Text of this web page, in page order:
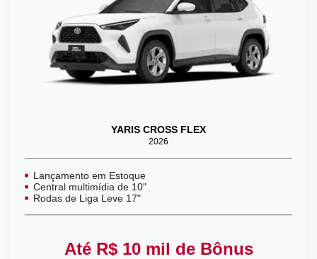
YARIS CROSS FLEX
2026
Lançamento em Estoque
Central multimídia de 10"
Rodas de Liga Leve 17"
Até R$ 10 mil de Bônus